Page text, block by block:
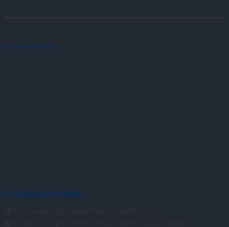
Hyundai An Khánh 1S
HYUNDAI AN KHÁNH